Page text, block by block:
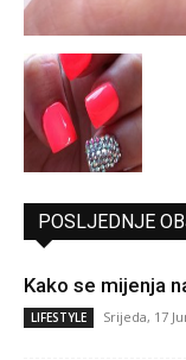
POSLJEDNJE
Kako se mijenja
LIFESTYLE Srijeda, 17